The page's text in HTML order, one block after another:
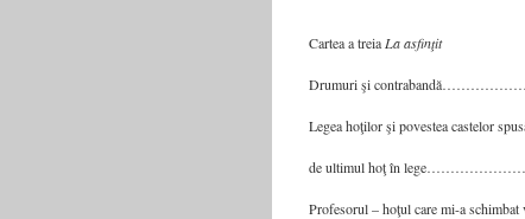
Cartea a treia La asfinţit
Drumuri şi
Legea hoţilor şi povestea castelor
de ultimul hoţ în
Profesorul – hoţul care mi-a